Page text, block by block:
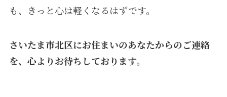
も、きっと心は軽くなるはずです。
さいたま市北区にお住まいのあなたからのご連絡
を、心よりお待ちしております。